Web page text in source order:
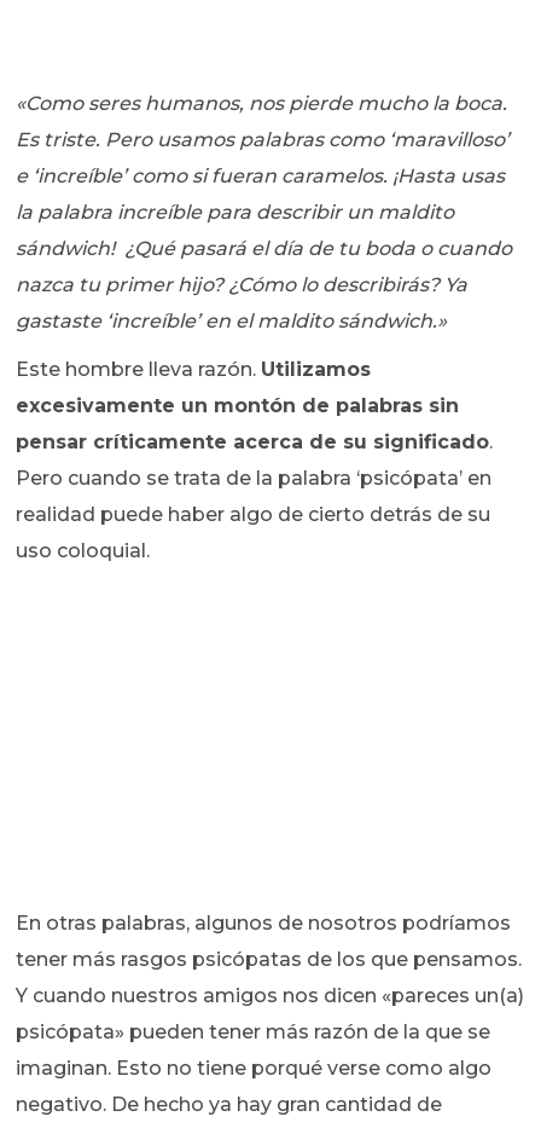
«Como seres humanos, nos pierde mucho la boca.
Es triste. Pero usamos palabras como ‘maravilloso’
e ‘increíble’ como si fueran caramelos. ¡Hasta usas
la palabra increíble para describir un maldito
sándwich! ¿Qué pasará el día de tu boda o cuando
nazca tu primer hijo? ¿Cómo lo describirás? Ya
gastaste ‘increíble’ en el maldito sándwich.»
Este hombre lleva razón. Utilizamos
excesivamente un montón de palabras sin
pensar críticamente acerca de su significado.
Pero cuando se trata de la palabra ‘psicópata’ en
realidad puede haber algo de cierto detrás de su
uso coloquial.
En otras palabras, algunos de nosotros podríamos
tener más rasgos psicópatas de los que pensamos.
Y cuando nuestros amigos nos dicen «pareces un(a)
psicópata» pueden tener más razón de la que se
imaginan. Esto no tiene porqué verse como algo
negativo. De hecho ya hay gran cantidad de